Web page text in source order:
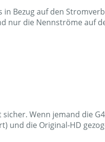
in Bezug auf den
nur die Nennströme auf
Wenn jemand die
und die Original-HD